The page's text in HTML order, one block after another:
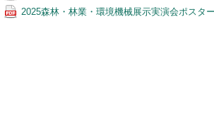
2025森林・林業・環境機械展示実演会ポスター